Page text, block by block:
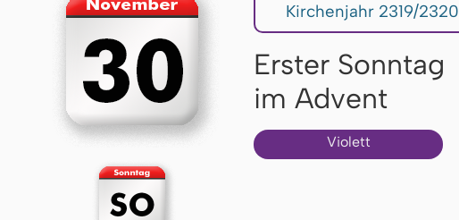
Kirchenjahr 2319/2320
Erster Sonntag
im Advent
Violett